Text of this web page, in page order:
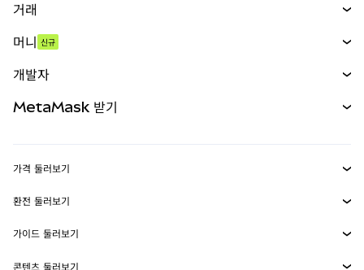
거래
무기한 선물
실물자산
머니 신규
개발자
MetaMask Connect
Snaps
웹3 서비스
MetaMask 받기
보안
가격 둘러보기
이더리움 가격
솔라나 가격
환전 둘러보기
ETH를 USD로 환전
USDT를 INR로 환전
가이드 둘러보기
콘텐츠 둘러보기